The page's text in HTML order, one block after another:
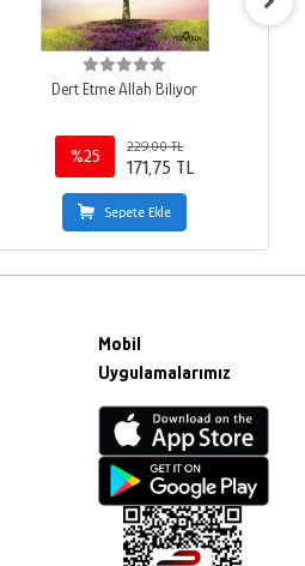
Dert Etme Allah Biliyor
%25
229,00 TL
171,75 TL
Sepete Ekle
Mobil
Uygulamalarımız